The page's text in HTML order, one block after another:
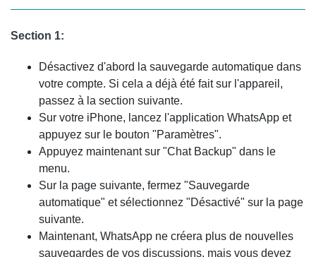
Section 1:
Désactivez d'abord la sauvegarde automatique dans
votre compte. Si cela a déjà été fait sur l'appareil,
passez à la section suivante.
Sur votre iPhone, lancez l'application WhatsApp et
appuyez sur le bouton "Paramètres".
Appuyez maintenant sur "Chat Backup" dans le
menu.
Sur la page suivante, fermez "Sauvegarde
automatique" et sélectionnez "Désactivé" sur la page
suivante.
Maintenant, WhatsApp ne créera plus de nouvelles
sauvegardes de vos discussions, mais vous devez